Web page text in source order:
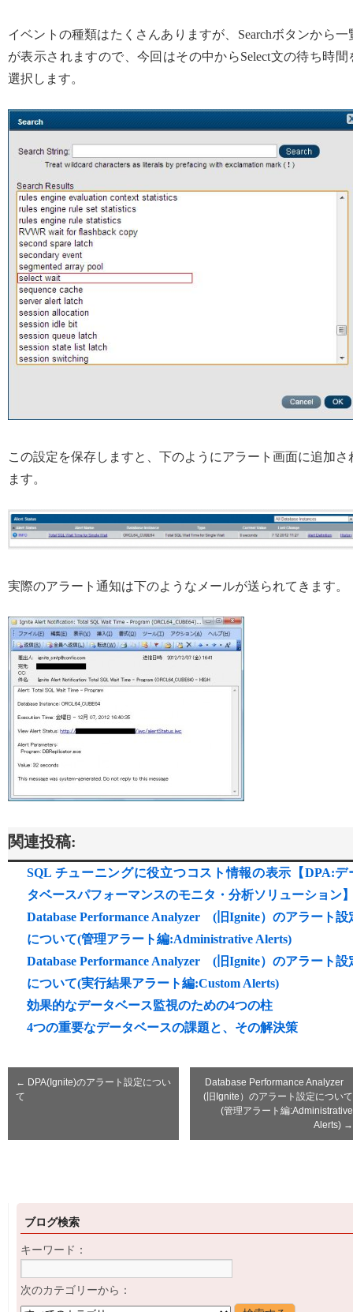
イベントの種類はたくさんありますが、Searchボタンから一
が表示されますので、今回はその中からSelect文の待ち時間
選択します。
この設定を保存しますと、下のようにアラート画面に追加さ
ます。
実際のアラート通知は下のようなメールが送られてきます。
関連投稿:
SQL チューニングに役立つコスト情報の表示【DPA:デ
タベースパフォーマンスのモニタ・分析ソリューション
Database Performance Analyzer (旧Ignite）のアラート設
について(管理アラート編:Administrative Alerts)
Database Performance Analyzer (旧Ignite）のアラート設
について(実行結果アラート編:Custom Alerts)
効果的なデータベース監視のための4つの柱
4つの重要なデータベースの課題と、その解決策
← DPA(Ignite)のアラート設定につい
て
Database Performance Analyzer
(旧Ignite）のアラート設定について
(管理アラート編:Administrative
Alerts) →
ブログ検索
キーワード：
次のカテゴリーから：